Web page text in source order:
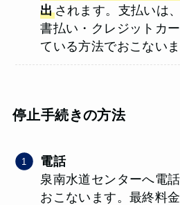
出されます。支払いは
書払い・クレジットカ
ている方法でおこないま
停止手続きの方法
電話
泉南水道センターへ電
おこないます。最終料